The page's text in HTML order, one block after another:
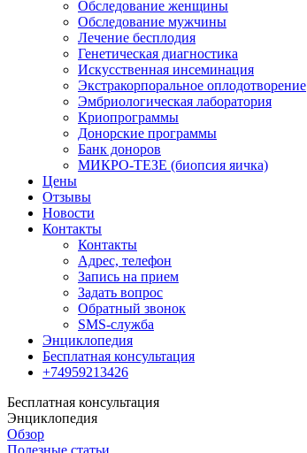
Обследование женщины
Обследование мужчины
Лечение бесплодия
Генетическая диагностика
Искусственная инсеминация
Экстракорпоральное оплодотворение
Эмбриологическая лаборатория
Криопрограммы
Донорские программы
Банк доноров
МИКРО-ТЕЗЕ (биопсия яичка)
Цены
Отзывы
Новости
Контакты
Контакты
Адрес, телефон
Запись на прием
Задать вопрос
Обратный звонок
SMS-служба
Энциклопедия
Бесплатная консультация
+74959213426
Бесплатная консультация
Энциклопедия
Обзор
Полезные статьи